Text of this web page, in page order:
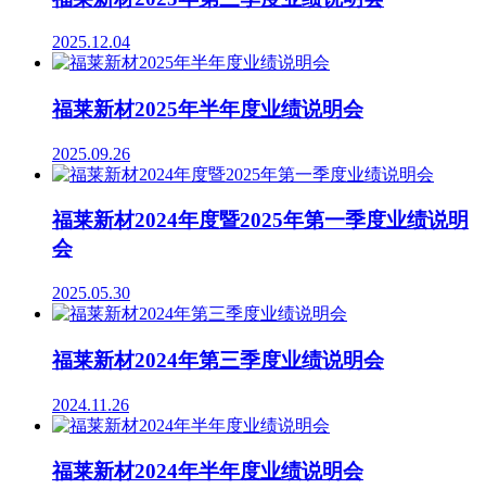
2025.12.04
福莱新材2025年半年度业绩说明会
2025.09.26
福莱新材2024年度暨2025年第一季度业绩说明
会
2025.05.30
福莱新材2024年第三季度业绩说明会
2024.11.26
福莱新材2024年半年度业绩说明会